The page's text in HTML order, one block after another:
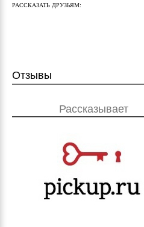
РАССКАЗАТЬ ДРУЗЬЯМ:
Отзывы
Рассказывает